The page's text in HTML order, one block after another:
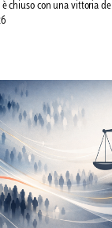
è chiuso con una vittoria